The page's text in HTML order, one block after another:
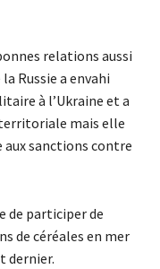
relations aussi
Russie a envahi
à l’Ukraine et a
mais elle
aux sanctions contre
de participer de
de céréales en mer
dernier.